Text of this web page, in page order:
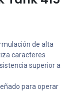
de alta
caracteres
superior a
para operar